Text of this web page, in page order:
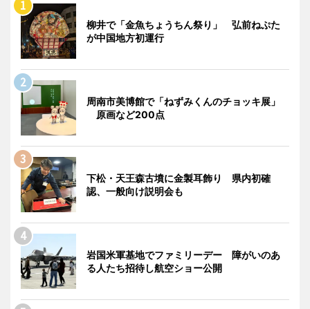
柳井で「金魚ちょうちん祭り」 弘前ねぷた
が中国地方初運行
周南市美博館で「ねずみくんのチョッキ展」
原画など200点
下松・天王森古墳に金製耳飾り 県内初確
認、一般向け説明会も
岩国米軍基地でファミリーデー 障がいのあ
る人たち招待し航空ショー公開